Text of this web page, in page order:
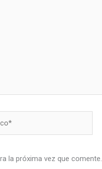
la próxima vez que comente.